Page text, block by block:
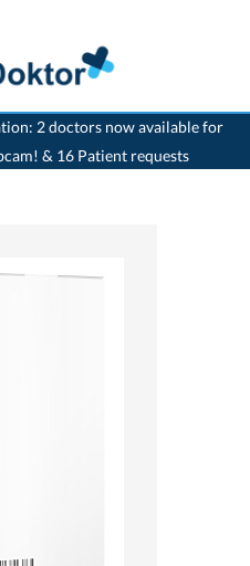
2 doctors now available for
& 16 Patient requests
(60 mg) OM Pharma SA